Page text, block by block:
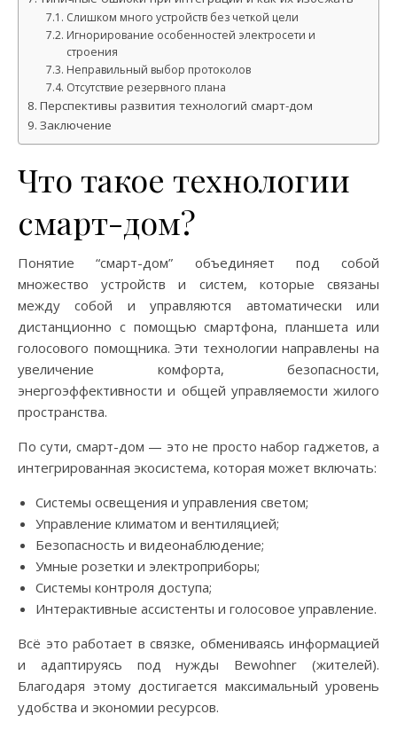
Слишком много устройств без четкой цели
Игнорирование особенностей электросети и
строения
Неправильный выбор протоколов
Отсутствие резервного плана
Перспективы развития технологий смарт-дом
Заключение
Что такое технологии
смарт-дом?
Понятие “смарт-дом” объединяет под собой
множество устройств и систем, которые связаны
между собой и управляются автоматически или
дистанционно с помощью смартфона, планшета или
голосового помощника. Эти технологии направлены на
увеличение комфорта, безопасности,
энергоэффективности и общей управляемости жилого
пространства.
По сути, смарт-дом — это не просто набор гаджетов, а
интегрированная экосистема, которая может включать:
Системы освещения и управления светом;
Управление климатом и вентиляцией;
Безопасность и видеонаблюдение;
Умные розетки и электроприборы;
Системы контроля доступа;
Интерактивные ассистенты и голосовое управление.
Всё это работает в связке, обмениваясь информацией
и адаптируясь под нужды Bewohner (жителей).
Благодаря этому достигается максимальный уровень
удобства и экономии ресурсов.